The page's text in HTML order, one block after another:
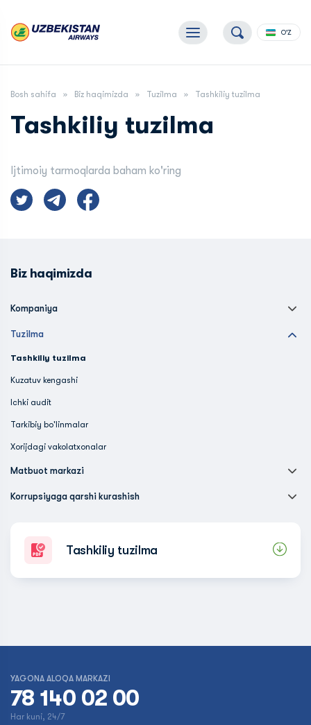
O'Z
Bosh sahifa Biz haqimizda Tuzilma Tashkiliy tuzilma
Tashkiliy tuzilma
Ijtimoiy tarmoqlarda baham ko'ring
Biz haqimizda
Kompaniya
Tuzilma
Tashkiliy tuzilma
Kuzatuv kengashi
Ichki audit
Tarkibiy bo'linmalar
Xorijdagi vakolatxonalar
Matbuot markazi
Korrupsiyaga qarshi kurashish
Tashkiliy tuzilma
YAGONA ALOQA MARKAZI
78 140 02 00
Har kuni, 24/7